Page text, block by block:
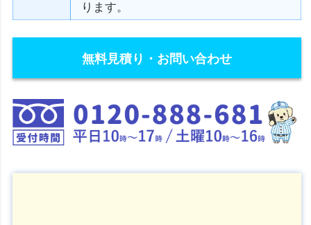
ります。
無料見積り・お問い合わせ